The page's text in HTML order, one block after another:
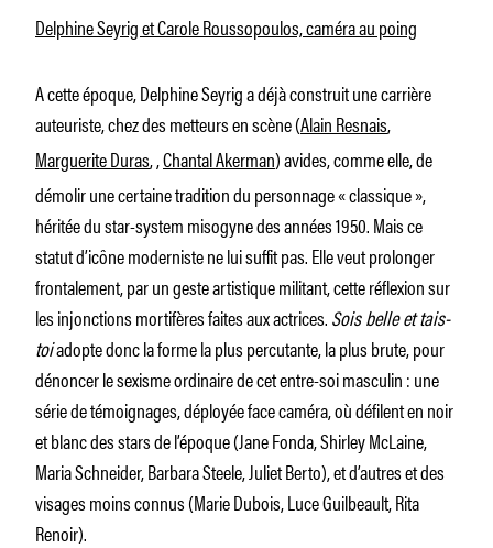
Delphine Seyrig et Carole Roussopoulos, caméra au poing
A cette époque, Delphine Seyrig a déjà construit une carrière
auteuriste, chez des metteurs en scène (Alain Resnais,
Marguerite Duras,,Chantal Akerman) avides, comme elle, de
démolir une certaine tradition du personnage « classique »,
héritée du star-system misogyne des années 1950. Mais ce
statut d’icône moderniste ne lui suffit pas. Elle veut prolonger
frontalement, par un geste artistique militant, cette réflexion sur
les injonctions mortifères faites aux actrices.Sois belle et tais-
toiadopte donc la forme la plus percutante, la plus brute, pour
dénoncer le sexisme ordinaire de cet entre-soi masculin : une
série de témoignages, déployée face caméra, où défilent en noir
et blanc des stars de l’époque (Jane Fonda, Shirley McLaine,
Maria Schneider, Barbara Steele, Juliet Berto), et d’autres et des
visages moins connus (Marie Dubois, Luce Guilbeault, Rita
Renoir).